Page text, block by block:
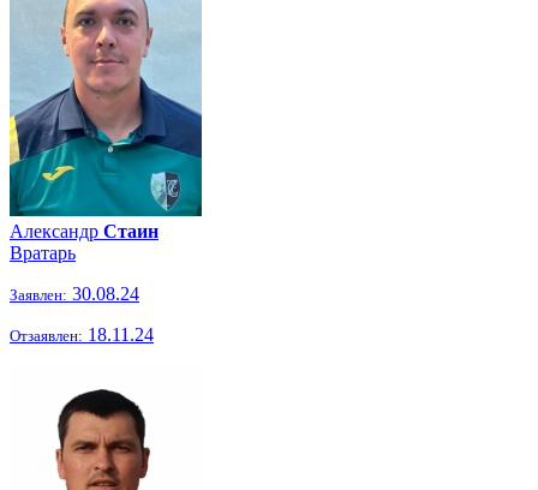
Александр Стаин
Вратарь
Заявлен: 30.08.24
Отзаявлен: 18.11.24